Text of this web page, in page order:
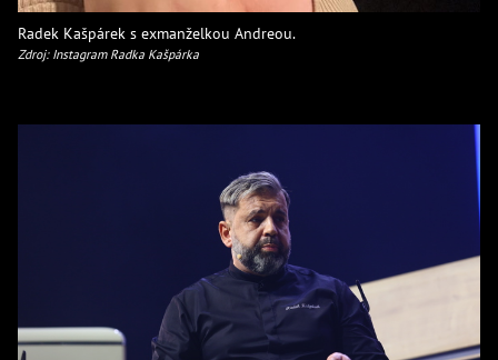
Radek Kašpárek s exmanželkou Andreou.
Zdroj: Instagram Radka Kašpárka